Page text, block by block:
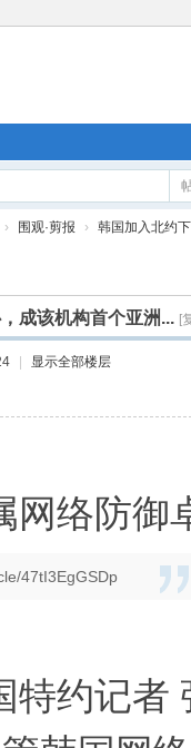
› 围观·剪报 › 韩国加入北约
成该机构首个亚洲... [
显示全部楼层
网络防御
47tI3EgGSDp
特约记